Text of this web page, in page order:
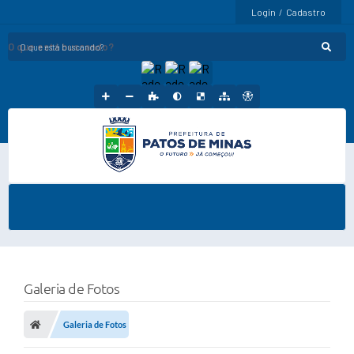
Login / Cadastro
O que está buscando?
Galeria de Fotos
Galeria de Fotos